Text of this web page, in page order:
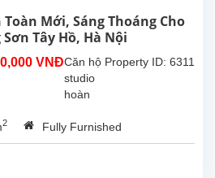
Mới, Sáng Thoáng Cho
Tây Hồ, Hà Nội
VNĐ Property ID: 6311
Căn hộ
studio
hoàn
mới tại
Trịnh
2 Fully Furnished